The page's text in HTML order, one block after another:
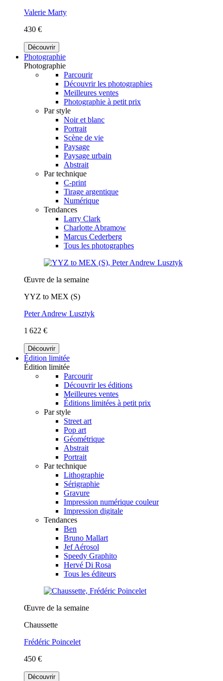
Valerie Marty
430 €
Découvrir
Photographie
Photographie
Parcourir
Découvrir les photographies
Meilleures ventes
Photographie à petit prix
Par style
Noir et blanc
Portrait
Scène de vie
Paysage
Paysage urbain
Abstrait
Par technique
C-print
Tirage argentique
Numérique
Tendances
Larry Clark
Charlotte Abramow
Marcus Cederberg
Tous les photographes
Œuvre de la semaine
YYZ to MEX (S)
Peter Andrew Lusztyk
1 622 €
Découvrir
Édition limitée
Édition limitée
Parcourir
Découvrir les éditions
Meilleures ventes
Éditions limitées à petit prix
Par style
Street art
Pop art
Géométrique
Abstrait
Portrait
Par technique
Lithographie
Sérigraphie
Gravure
Impression numérique couleur
Impression digitale
Tendances
Ben
Bruno Mallart
Jef Aérosol
Speedy Graphito
Hervé Di Rosa
Tous les éditeurs
Œuvre de la semaine
Chaussette
Frédéric Poincelet
450 €
Découvrir